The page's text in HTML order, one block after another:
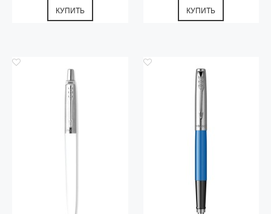
КУПИТЬ КУПИТЬ